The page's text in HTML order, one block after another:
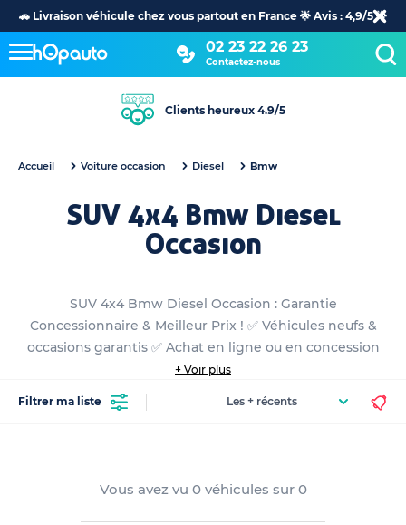
🚗 Livraison véhicule chez vous partout en France 🌟 Avis : 4,9/5 🌟
02 23 22 26 23
Contactez-nous
Clients heureux 4.9/5
Accueil Voiture occasion Diesel Bmw
SUV 4x4 Bmw Diesel
Occasion
SUV 4x4 Bmw Diesel Occasion : Garantie
Concessionnaire & Meilleur Prix ! ✅ Véhicules neufs &
occasions garantis ✅ Achat en ligne ou en concession
+ Voir plus
Filtrer ma liste
Vous avez vu 0 véhicules sur 0